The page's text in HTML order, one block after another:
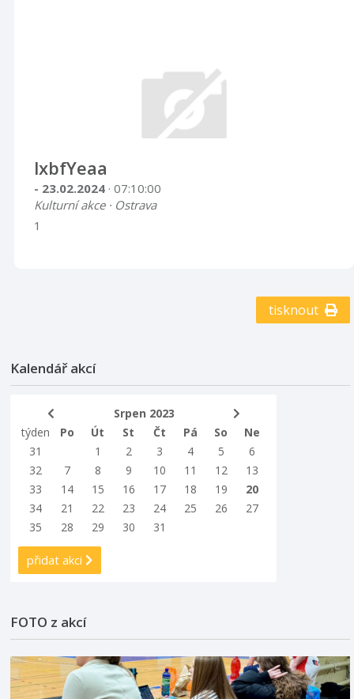
lxbfYeaa
- 23.02.2024 · 07:10:00
Kulturní akce · Ostrava
1
tisknout
Kalendář akcí
Srpen 2023
týden
Po Út St Čt Pá So
Ne
31
1 2 3 4 5
6
32
7 8 9 10 11 12
13
33
14 15 16 17 18 19
20
34
21 22 23 24 25 26
27
35
28 29 30 31
přidat akci
FOTO z akcí